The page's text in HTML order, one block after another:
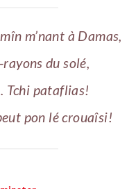
m’nant à Damas,
du solé,
Tchi pataflias!
pon lé crouaîsi!